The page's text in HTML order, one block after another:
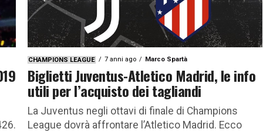
CHAMPIONS LEAGUE 7 anni ago Marco Spartà
Biglietti Juventus-Atletico Madrid, le info
utili per l’acquisto dei tagliandi
La Juventus negli ottavi di finale di Champions
League dovrà affrontare l’Atletico Madrid. Ecco